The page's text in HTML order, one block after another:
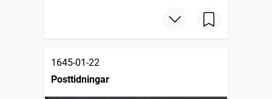
1645-01-22
Posttidningar